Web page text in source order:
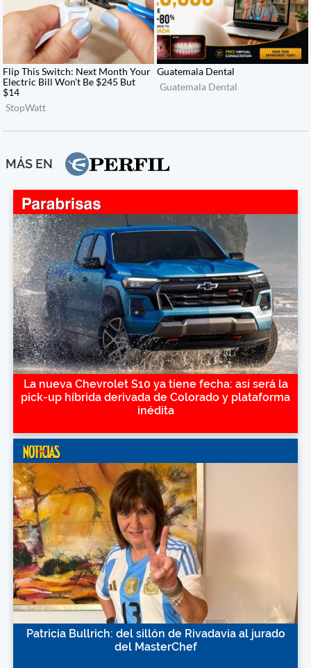
MÁS EN
La nueva Chevrolet S10 ya tiene fecha: así será la
pick-up híbrida derivada de Colorado y plataforma
inédita
Patricia Bullrich: del sillón de Rivadavia al jurado
del MasterChef